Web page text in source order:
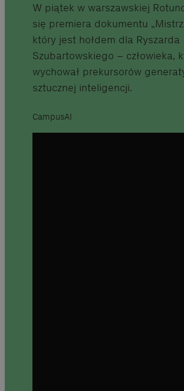
W piątek w warszawskiej
się premiera dokumentu
który jest hołdem dla Ryszarda
Szubartowskiego – człowieka,
wychował prekursorów
sztucznej inteligencji.
CampusAI